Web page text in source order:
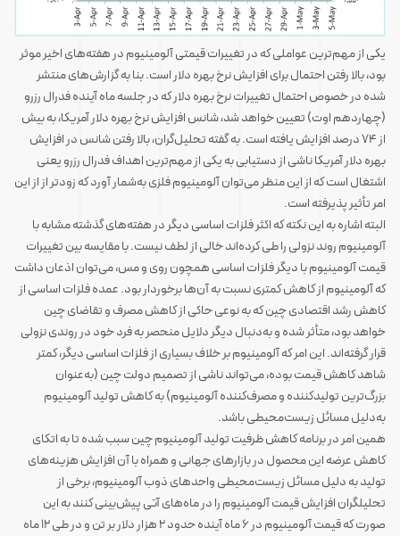
یکی از مهم‌ترین عواملی که در تغییرات قیمتی آلومینیوم در هفته‌های اخیر موثر
بود، بالا رفتن احتمال برای افزایش نرخ بهره دلار است. بنا به گزارش‌های منتشر
شده در خصوص احتمال تغییرات نرخ بهره دلار که در جلسه ماه آینده فدرال رزرو
(چهاردهم اوت) تعیین خواهد شد، شانس افزایش نرخ بهره دلار آمریکا، به بیش
از ۷۴ درصد افزایش یافته است. به گفته تحلیل‌گران، بالا رفتن شانس در افزایش
بهره دلار آمریکا ناشی از دستیابی به یکی از مهم‌ترین اهداف فدرال رزرو یعنی
اشتغال است که از این منظر می‌توان آلومینیوم فلزی به‌شمار آورد که زودتر از از این
امر تأثیر پذیرفته است.
البته اشاره به این نکته که اکثر فلزات اساسی دیگر در هفته‌های گذشته مشابه با
آلومینیوم روند نزولی را طی کرده‌اند خالی از لطف نیست. با مقایسه بین تغییرات
قیمت آلومینیوم با دیگر فلزات اساسی همچون روی و مس، می‌توان اذعان داشت
که آلومینیوم از کاهش کمتری نسبت به آن‌ها برخوردار بود. عمده فلزات اساسی از
کاهش رشد اقتصادی چین که به نوعی حاکی از کاهش مصرف و تقاضای چین
خواهد بود، متأثر شده و به‌دنبال دیگر دلایل منحصر به فرد خود در روندی نزولی
قرار گرفته‌اند. این امر که آلومینیوم بر خلاف بسیاری از فلزات اساسی دیگر، کمتر
شاهد کاهش قیمت بوده، می‌تواند ناشی از تصمیم دولت چین (به‌عنوان
بزرگ‌ترین تولیدکننده و مصرف‌کننده آلومینیوم) به کاهش تولید آلومینیوم
به‌دلیل مسائل زیست‌محیطی باشد.
همین امر در برنامه کاهش ظرفیت تولید آلومینیوم چین سبب شده تا به اتکای
کاهش عرضه این محصول در بازارهای جهانی و همراه با آن افزایش هزینه‌های
تولید به دلیل مسائل زیست‌محیطی واحدهای ذوب آلومینیوم، برخی از
تحلیلگران افزایش قیمت آلومینیوم را در ماه‌های آتی پیش‌بینی کنند به این
صورت که قیمت آلومینیوم در ۶ ماه آینده حدود ۲ هزار دلار بر تن و در طی ۱۲ ماه